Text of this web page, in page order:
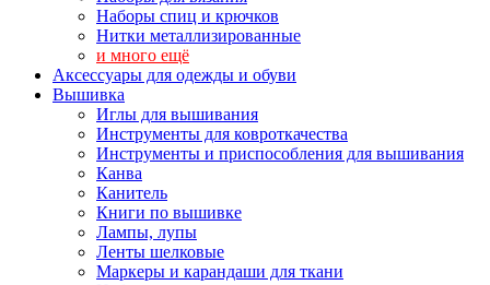
Наборы спиц и крючков
Нитки металлизированные
и много ещё
Аксессуары для одежды и обуви
Вышивка
Иглы для вышивания
Инструменты для ковроткачества
Инструменты и приспособления для вышивания
Канва
Канитель
Книги по вышивке
Лампы, лупы
Ленты шелковые
Маркеры и карандаши для ткани